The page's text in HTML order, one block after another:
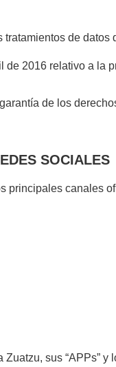
de datos
2016 relativo a la
de los
SOCIALES
principales canales
sus “APPs”